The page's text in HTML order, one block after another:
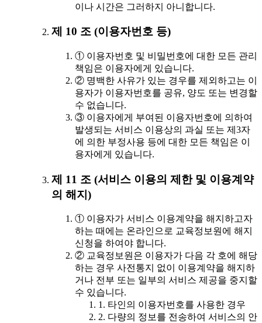
이나 시간은 그러하지 아니합니다.
제 10 조 (이용자번호 등)
① 이용자번호 및 비밀번호에 대한 모든 관리
책임은 이용자에게 있습니다.
② 명백한 사유가 있는 경우를 제외하고는 이
용자가 이용자번호를 공유, 양도 또는 변경할
수 없습니다.
③ 이용자에게 부여된 이용자번호에 의하여
발생되는 서비스 이용상의 과실 또는 제3자
에 의한 부정사용 등에 대한 모든 책임은 이
용자에게 있습니다.
제 11 조 (서비스 이용의 제한 및 이용계약
의 해지)
① 이용자가 서비스 이용계약을 해지하고자
하는 때에는 온라인으로 교육정보원에 해지
신청을 하여야 합니다.
② 교육정보원은 이용자가 다음 각 호에 해당
하는 경우 사전통지 없이 이용계약을 해지하
거나 전부 또는 일부의 서비스 제공을 중지할
수 있습니다.
1. 타인의 이용자번호를 사용한 경우
2. 다량의 정보를 전송하여 서비스의 안